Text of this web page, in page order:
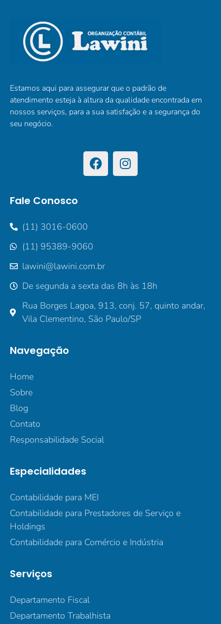
Estamos aqui para assegurar que o padrão de
atendimento esteja à altura da qualidade encontrada em
nossos serviços, para a sua satisfação e a segurança do
seu negócio.
Fale Conosco
(11) 3016-0600
(11) 95389-9060
lawini@lawini.com.br
De segunda a sexta das 8h às 18h
Rua Borges Lagoa, 913, conj. 57, quinto andar,
Vila Clementino, São Paulo/SP
Navegação
Home
Sobre
Blog
Contato
Responsabilidade Social
Especialidades
Contabilidade para MEI
Contabilidade para Prestadores de Serviço e
Holdings
Contabilidade para Comércio e Indústria
Serviços
Departamento Fiscal
Departamento Trabalhista